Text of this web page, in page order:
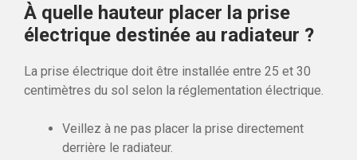
À quelle hauteur placer la prise
électrique destinée au radiateur ?
La prise électrique doit être installée entre 25 et 30
centimètres du sol selon la réglementation électrique.
Veillez à ne pas placer la prise directement
derrière le radiateur.